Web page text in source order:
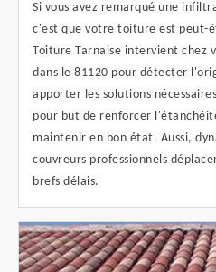
Si vous avez remarqué une
c'est que votre toiture est peut-
Toiture Tarnaise intervient chez
dans le 81120 pour détecter
apporter les solutions
pour but de renforcer
maintenir en bon état. Aussi,
couvreurs professionnels
brefs délais.